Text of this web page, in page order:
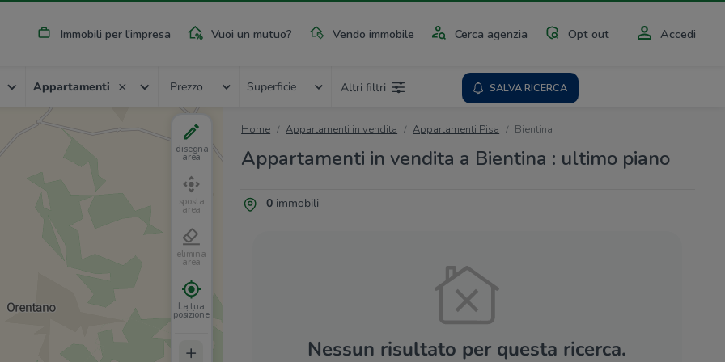
Immobili per l'impresa Vuoi un mutuo? Vendo immobile Cerca agenzia Opt out Accedi
Appartamenti Prezzo Superficie Altri filtri SALVA RICERCA
Home Appartamenti in vendita Appartamenti Pisa Bientina
Appartamenti in vendita a Bientina : ultimo piano
0immobili
Nessun risultato per questa ricerca.
disegna
area
sposta
area
elimina
area
La tua
posizione
+